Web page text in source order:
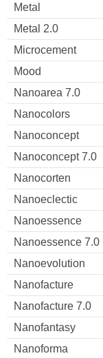
Metal
Metal 2.0
Microcement
Mood
Nanoarea 7.0
Nanocolors
Nanoconcept
Nanoconcept 7.0
Nanocorten
Nanoeclectic
Nanoessence
Nanoessence 7.0
Nanoevolution
Nanofacture
Nanofacture 7.0
Nanofantasy
Nanoforma